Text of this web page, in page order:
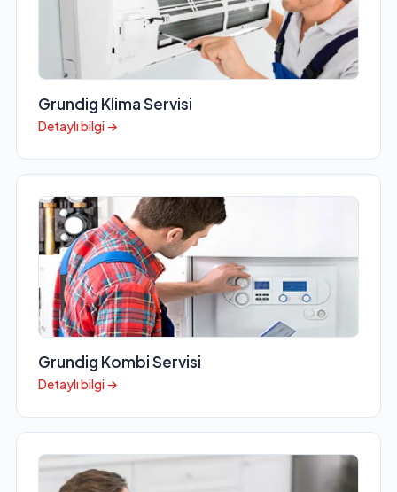
Grundig Klima Servisi
Detaylı bilgi →
Grundig Kombi Servisi
Detaylı bilgi →